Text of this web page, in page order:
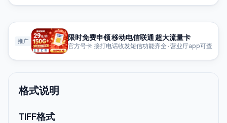
推广 限时免费申领 移动电信联通 超大流量卡
官方号卡·接打电话收发短信功能齐全 · 营业厅app可查
格式说明
TIFF格式